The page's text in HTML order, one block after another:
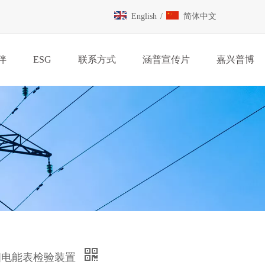
English / 简体中文
ESG 联系方式 涵普宣传片 嘉兴普博
能表检验装置